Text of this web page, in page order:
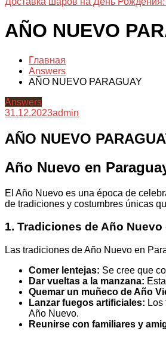
AÑO NUEVO
Главная
Answers
AÑO NUEVO PARAGUAY
Answers
31.12.2023admin
AÑO NUEVO
Año Nuevo en
El Año Nuevo es una época de
de tradiciones y costumbres únicas
1. Tradiciones de Año
Las tradiciones de Año Nuevo en
Comer lentejas: Se cree que
Dar vueltas a la manzana:
Quemar un muñeco de Año
Lanzar fuegos artificiales:
Año Nuevo.
Reunirse con familiares y